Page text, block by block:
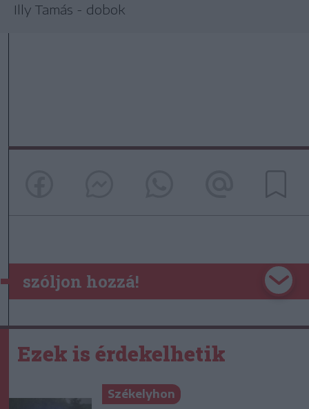
Illy Tamás - dobok
szóljon hozzá!
Ezek is érdekelhetik
Székelyhon